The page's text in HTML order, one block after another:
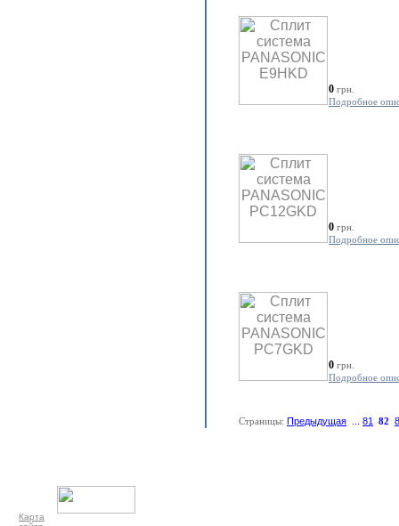
0 грн.
Подробное
0 грн.
Подробное
0 грн.
Подробное
Страницы: Предыдущая 81 82
Карта